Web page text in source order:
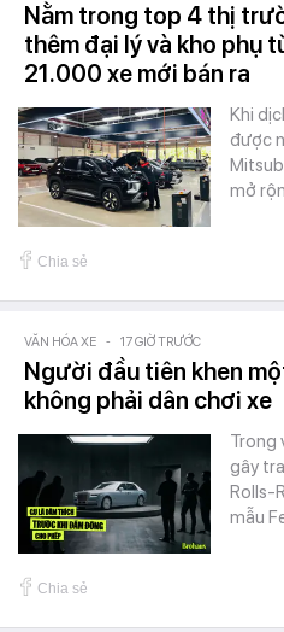
Nằm trong top 4 thị
thêm đại lý và kho phụ
21.000 xe mới bán ra
Khi
được
mở
Chia sẻ
VĂN HÓA XE - 17 GIỜ TRƯỚC
Người đầu tiên khen
không phải dân chơi xe
Trong
gây
Rolls-
mẫu
Chia sẻ